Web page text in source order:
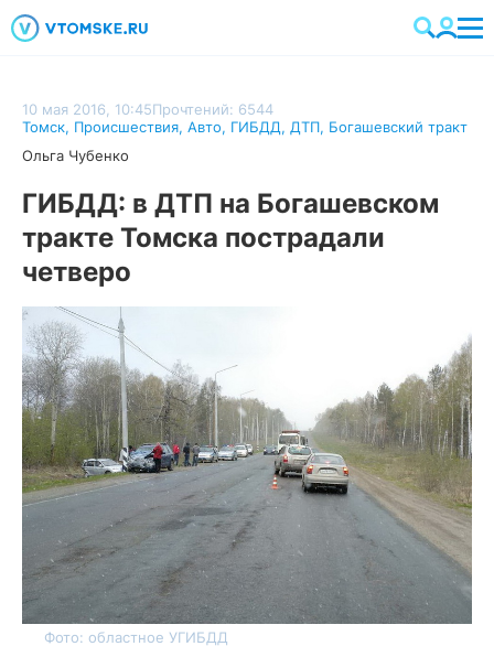
10 мая 2016, 10:45Прочтений: 6544
Томск, Происшествия, Авто, ГИБДД, ДТП, Богашевский тракт
Ольга Чубенко
ГИБДД: в ДТП на Богашевском
тракте Томска пострадали
четверо
Фото: областное УГИБДД